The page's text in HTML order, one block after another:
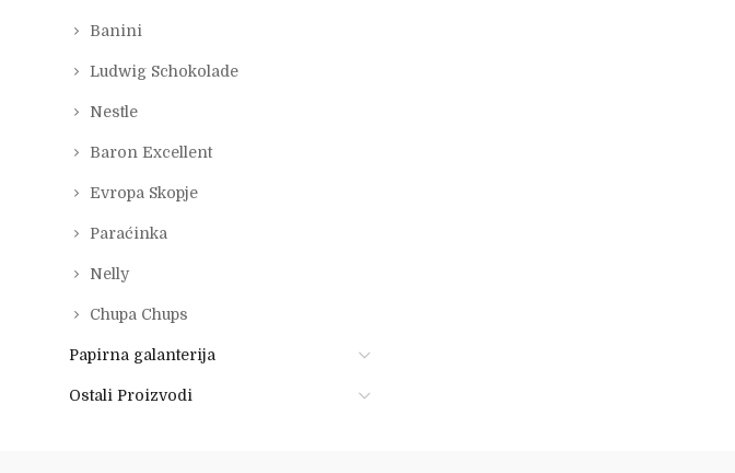
Banini
Ludwig Schokolade
Nestle
Baron Excellent
Evropa Skopje
Paraćinka
Nelly
Chupa Chups
Papirna galanterija
Ostali Proizvodi